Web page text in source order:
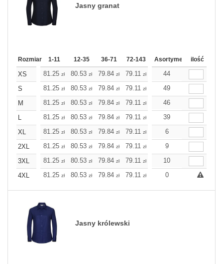
Jasny granat
Rozmiar 1-11 12-35 36-71 72-143 144-287 288 Dodaj
Asortyment ilość
XS 81.25 zł 80.53 zł 79.84 zł 79.11 zł 78.43
44
S
81.25 zł 80.53 zł 79.84 zł 79.11 zł 78.43
49
M
81.25 zł 80.53 zł 79.84 zł 79.11 zł 78.43
46
L
81.25 zł 80.53 zł 79.84 zł 79.11 zł 78.43
39
XL
81.25 zł 80.53 zł 79.84 zł 79.11 zł 78.43
6
2XL
81.25 zł 80.53 zł 79.84 zł 79.11 zł 78.43
9
3XL
81.25 zł 80.53 zł 79.84 zł 79.11 zł 78.43
10
4XL
81.25 zł 80.53 zł 79.84 zł 79.11 zł 78.43 78.43zł
0
Jasny królewski